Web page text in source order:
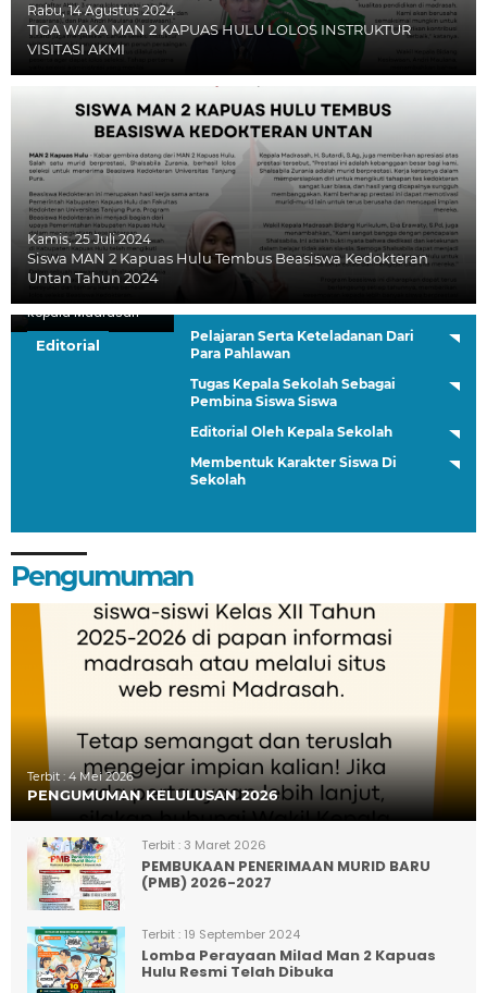
Rabu, 14 Agustus 2024
TIGA WAKA MAN 2 KAPUAS HULU LOLOS INSTRUKTUR
VISITASI AKMI
Kamis, 25 Juli 2024
Siswa MAN 2 Kapuas Hulu Tembus Beasiswa Kedokteran
Untan Tahun 2024
Editorial
Kepala Madrasah
Pelajaran Serta Keteladanan Dari
Para Pahlawan
Tugas Kepala Sekolah Sebagai
Pembina Siswa Siswa
Editorial Oleh Kepala Sekolah
Membentuk Karakter Siswa Di
Sekolah
Pengumuman
Terbit : 4 Mei 2026
PENGUMUMAN KELULUSAN 2026
Terbit : 3 Maret 2026
PEMBUKAAN PENERIMAAN MURID BARU
(PMB) 2026-2027
Terbit : 19 September 2024
Lomba Perayaan Milad Man 2 Kapuas
Hulu Resmi Telah Dibuka